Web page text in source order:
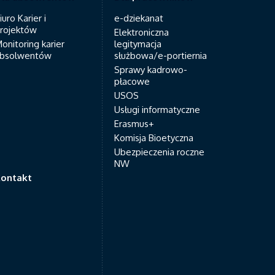
Karier i
karier
e-dziekanat
Elektroniczna
legitymacja
służbowa/e-portiernia
Sprawy kadrowo-
płacowe
USOS
Usługi informatyczne
Erasmus+
Komisja Bioetyczna
Ubezpieczenia roczne
NW